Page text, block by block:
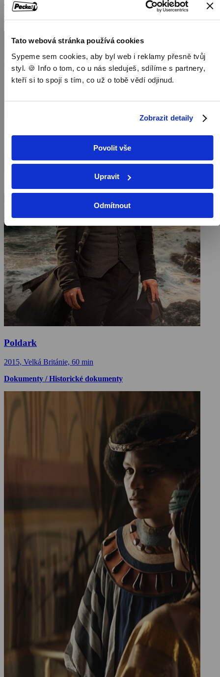
Tato webová stránka používá cookies
Sypeme sem cookies, aby byl web i reklamy přesně tvůj
styl. 🍪 Info o tom, co u nás sleduješ, sdílíme s partnery,
kteří si to spojí s tím, co už o tobě vědí odjinud.
Zobrazit detaily
Povolit vše
Upravit
Odmítnout
2018, Francie, 110 min
Dokumenty / Historické dokumenty
Poldark
2015, Velká Británie, 60 min
Dokumenty / Historické dokumenty